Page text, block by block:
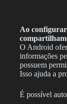
Ao configurar
O Android
informações
possuem
Isso ajuda a
É possível